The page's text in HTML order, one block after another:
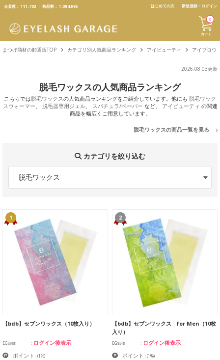
text.skipToContent
text.skipToNavigation
会員数： 111,703 商品数： 1,084,995 はじめての方 新規登録・ログイン
カート
0
まつげ商材の卸通販TOP カテゴリ別人気商品ランキング アイビューティ アイブロウ
2026.08.03更新
脱毛ワックスの人気商品ランキング
こちらでは脱毛ワックスの人気商品ランキングをご紹介しています。他にも 脱毛ワック
スウォーマー、 脱毛器専用ジェル、 スパチュラ/ペーパー など、 アイビューティ の関連
商品を幅広くご用意しています。
脱毛ワックスの商品一覧を見る
カテゴリを絞り込む
脱毛ワックス
1
【bdb】セブンワックス（10枚入り）
EG卸価 ログイン後表示
ポイント :(1%)
2
【bdb】セブンワックス for Men（10枚
入り）
EG卸価 ログイン後表示
ポイント :(1%)